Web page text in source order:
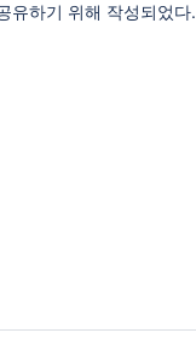
유하기 위해 작성되었다.